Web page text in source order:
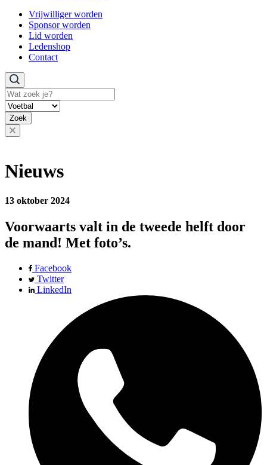
Vrijwilliger worden
Sponsor worden
Lid worden
Ledenshop
Contact
Zoeken
Zoek
Nieuws
13 oktober 2024
Voorwaarts valt in de tweede helft door
de mand! Met foto’s.
Facebook
Twitter
LinkedIn